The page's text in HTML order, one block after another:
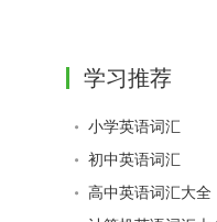
学习推荐
小学英语词汇
初中英语词汇
高中英语词汇大全